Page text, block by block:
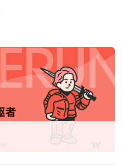
調達を完了しており、上場に向
拡大、組織の構築、新製品と
きな出来事に関与できる環境が
心をお持ちの方、 観光地を活
したいと考えていらっしゃる